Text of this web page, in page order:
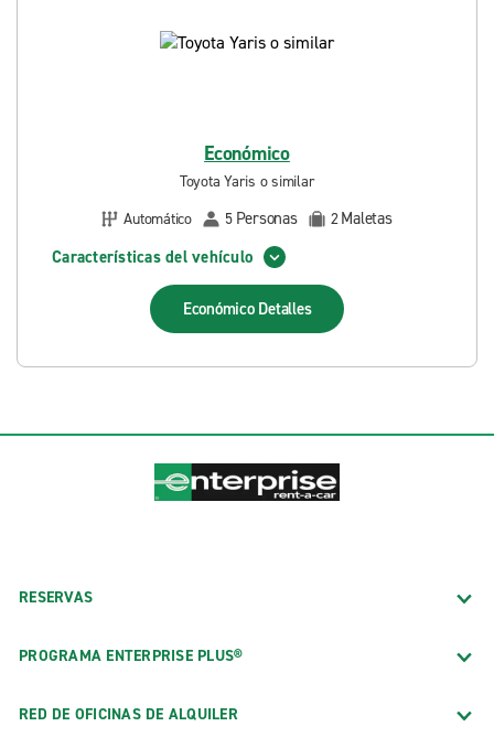
Económico
Toyota Yaris o similar
Automático
5 Personas 2Maletas
Características del vehículo
Económico Detalles
RESERVAS
PROGRAMA ENTERPRISE PLUS®
RED DE OFICINAS DE ALQUILER